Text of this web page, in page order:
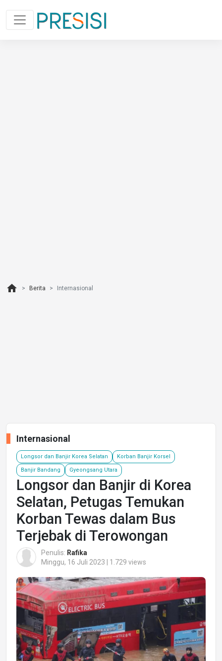
home Berita Internasional
Internasional
Longsor dan Banjir Korea Selatan Korban Banjir Korsel
Banjir Bandang Gyeongsang Utara
Longsor dan Banjir di Korea
Selatan, Petugas Temukan
Korban Tewas dalam Bus
Terjebak di Terowongan
Penulis: Rafika
Minggu, 16 Juli 2023 | 1.729 views